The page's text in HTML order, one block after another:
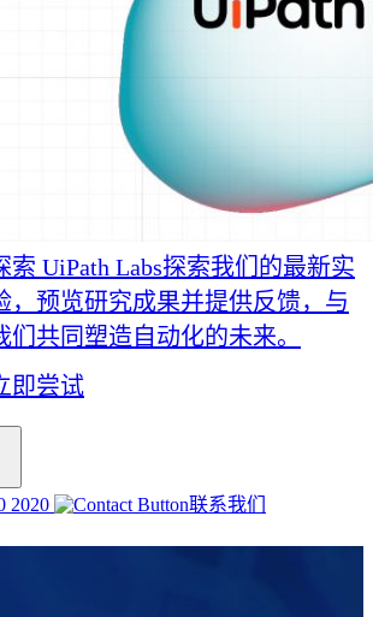
索 UiPath Labs探索我们的最新实
，预览研究成果并提供反馈，与
们共同塑造自动化的未来。
即尝试
2020
联系我们